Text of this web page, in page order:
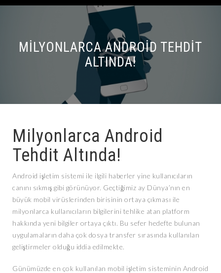
MILYONLARCA ANDROID TEHDIT
ALTINDA!
Milyonlarca Android
Tehdit Altında!
Android işletim sistemi ile ilgili haberler yine kullanıcıların
canını sıkmış gibi görünüyor. Geçtiğimiz ay Dünya’nın en
büyük mobil virüslerinden birisinin ortaya çıkması ile
milyonlarca kullanıcıların bilgilerini tehlike atan platform
hakkında yeni bilgiler ortaya çıktı. Bu sefer hedefte bulunan
uygulamaların daha çok dosya transfer sırasında kullanılan
geliştirmeler olduğu iddia edilmekte.
Günümüzde en çok kullanılan mobil işletim sisteminin Android